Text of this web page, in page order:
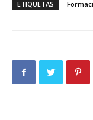
ETIQUETAS